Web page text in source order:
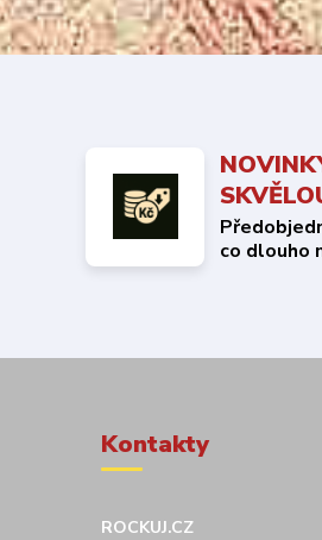
co dlouho
Kontakty
ROCKUJ.CZ